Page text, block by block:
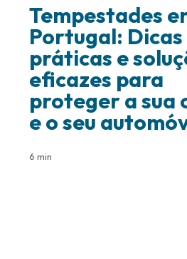
Tempestades
Portugal: Dicas
práticas e
eficazes para
proteger a sua
e o seu
6 min